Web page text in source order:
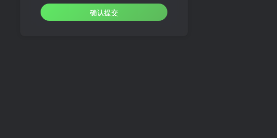
确认提交